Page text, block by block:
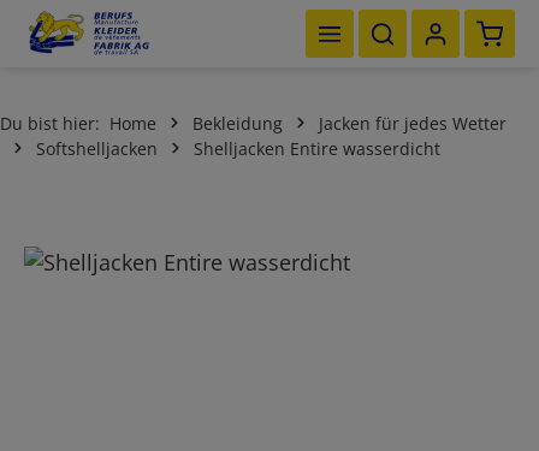
Zum Hauptinhalt springen
Du bist hier: Home Bekleidung
Jacken für jedes Wetter
Softshelljacken
Shelljacken Entire wasserdicht
Bildergalerie überspringen